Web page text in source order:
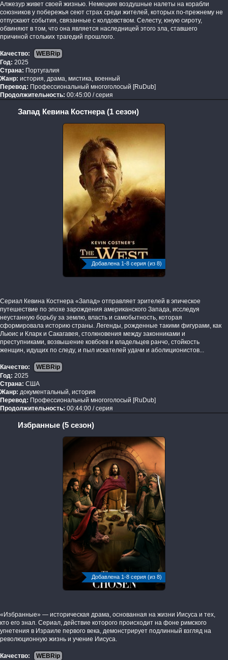
Алжезур живет своей жизнью. Немецкие воздушные налеты на корабли
союзников у побережья сеют страх среди жителей, которых по-прежнему не
отпускают события, связанные с колдовством. Селесту, юную сироту,
обвиняют в том, что она является наследницей этого зла, ставшего
причиной стольких трагедий прошлого.
Качество:
WEBRip
Год: 2025
Страна: Португалия
Жанр: история, драма, мистика, военный
Перевод: Профессиональный многоголосый [RuDub]
Продолжительность: 00:45:00 / серия
Запад Кевина Костнера (1 сезон)
Добавлена 1-8 серия (из 8)
Сериал Кевина Костнера «Запад» отправляет зрителей в эпическое
путешествие по эпохе зарождения американского Запада, исследуя
неустанную борьбу за землю, власть и самобытность, которая
сформировала историю страны. Легенды, рожденные такими фигурами, как
Льюис и Кларк и Сакагавея, столкновения между законниками и
преступниками, возвышение ковбоев и владельцев ранчо, стойкость
женщин, идущих по следу, и пыл искателей удачи и аболиционистов...
Качество:
WEBRip
Год: 2025
Страна: США
Жанр: документальный, история
Перевод: Профессиональный многоголосый [RuDub]
Продолжительность: 00:44:00 / серия
Избранные (5 сезон)
Добавлена 1-8 серия (из 8)
«Избранные» — историческая драма, основанная на жизни Иисуса и тех,
кто его знал. Сериал, действие которого происходит на фоне римского
угнетения в Израиле первого века, демонстрирует подлинный взгляд на
революционную жизнь и учение Иисуса.
Качество:
WEBRip